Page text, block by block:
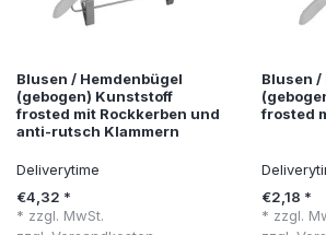
Blusen / Hemdenbügel
(gebogen) Kunststoff
frosted mit Rockkerben und
anti-rutsch Klammern
Deliverytime
€4,32 *
* zzgl. MwSt.
Blusen /
frosted
€2,18 *
* zzgl.